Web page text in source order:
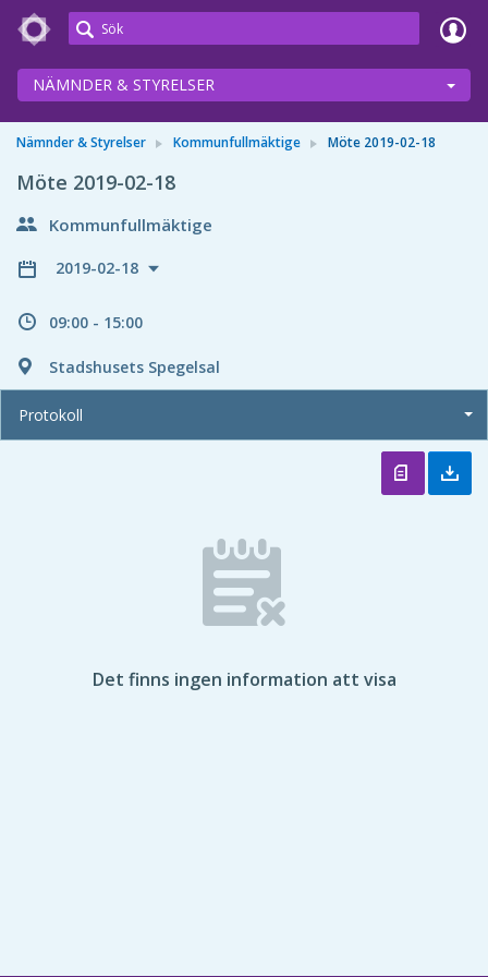
Meetings+
NÄMNDER & STYRELSER
Nämnder & Styrelser Kommunfullmäktige Möte 2019-02-18
Möte 2019-02-18
Kommunfullmäktige
2019-02-18
09:00 - 15:00
Stadshusets Spegelsal
Protokoll
Det finns ingen information att visa